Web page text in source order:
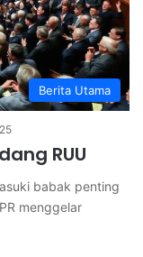
Berita Utama
RUU
babak penting
menggelar